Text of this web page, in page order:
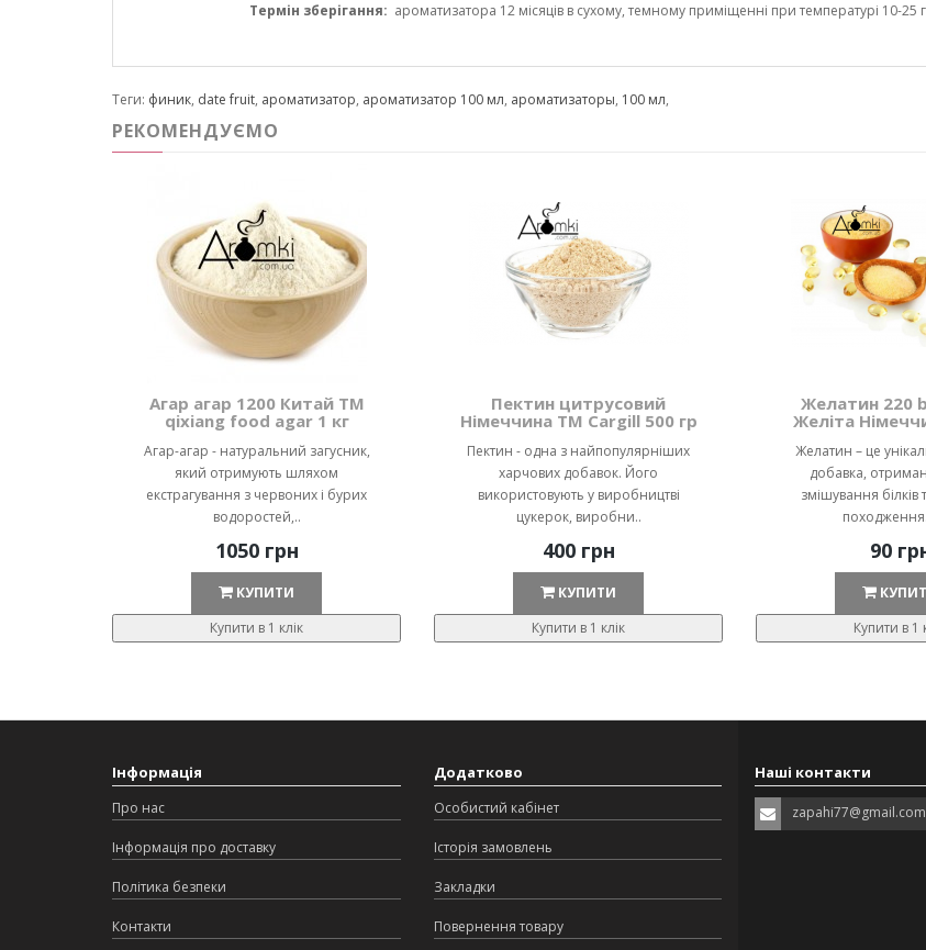
Термін зберігання: ароматизатора 12 місяців в сухому, темному приміщенні при температурі 10-25
Теги: финик, date fruit, ароматизатор, ароматизатор 100 мл, ароматизаторы, 100 мл,
РЕКОМЕНДУЄМО
Агар агар 1200 Китай ТМ
qixiang food agar 1 кг
Агар-агар - натуральний загусник,
який отримують шляхом
екстрагування з червоних і бурих
водоростей,..
1050 грн
КУПИТИ
Купити в 1 клік
Пектин цитрусовий
Німеччина ТМ Cargill 500 гр
Пектин - одна з найпопулярніших
харчових добавок. Його
використовують у виробництві
цукерок, виробни..
400 грн
КУПИТИ
Купити в 1 клік
Желатин 220
Желіта
Желатин – це
добавка,
змішування
90
Купити в 1
Інформація
Про нас
Інформація про доставку
Політика безпеки
Контакти
Додатково
Особистий кабінет
Історія замовлень
Закладки
Повернення товару
Наші контакти
zapahi77@gmail.com